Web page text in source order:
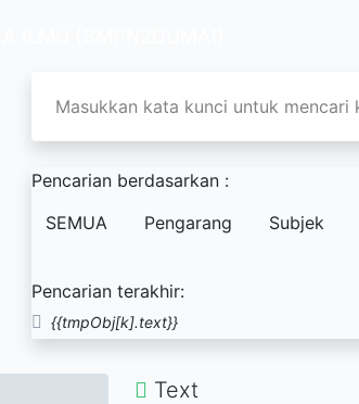
Pencarian berdasarkan :
SEMUA
Pengarang Subjek
Pencarian terakhir:
{{tmpObj[k].text}}
Text